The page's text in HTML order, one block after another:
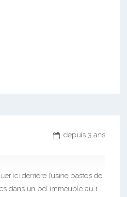
depuis 3 ans
ici derrière l’usine bastos de
dans un bel immeuble au 1